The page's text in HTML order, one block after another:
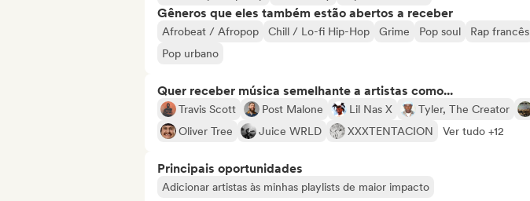
Gêneros que eles também estão abertos a receber
Afrobeat / Afropop Chill / Lo-fi Hip-Hop Grime Pop soul Rap francês
Pop urbano
Quer receber música semelhante a artistas como...
Travis Scott Post Malone Lil Nas X Tyler, The Creator
Oliver Tree
Juice WRLD XXXTENTACION Ver tudo +12
Principais oportunidades
Adicionar artistas às minhas playlists de maior impacto